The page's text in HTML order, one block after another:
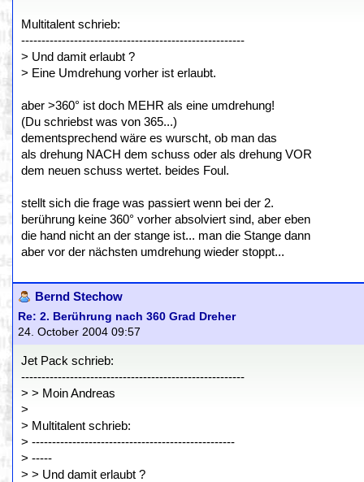
Multitalent schrieb:
-------------------------------------------------------
> Und damit erlaubt ?
> Eine Umdrehung vorher ist erlaubt.
aber >360° ist doch MEHR als eine umdrehung!
(Du schriebst was von 365...)
dementsprechend wäre es wurscht, ob man das
als drehung NACH dem schuss oder als drehung VOR
dem neuen schuss wertet. beides Foul.
stellt sich die frage was passiert wenn bei der 2.
berührung keine 360° vorher absolviert sind, aber eben
die hand nicht an der stange ist... man die Stange dann
aber vor der nächsten umdrehung wieder stoppt...
Bernd Stechow
Re: 2. Berührung nach 360 Grad Dreher
24. October 2004 09:57
Jet Pack schrieb:
-------------------------------------------------------
> > Moin Andreas
>
> Multitalent schrieb:
> --------------------------------------------------
> -----
> > Und damit erlaubt ?